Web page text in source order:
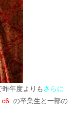
昨年度よりもさらに
:c6:の卒業生と一部の